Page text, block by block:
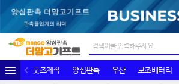
굿즈제작 양심판촉 우산 보조배터리